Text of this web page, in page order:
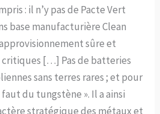
: il n’y pas de Pacte Vert
base manufacturière Clean
sûre et
[…] Pas de batteries
sans terres rares ; et pour
du tungstène ». Il a ainsi
stratégique des métaux et